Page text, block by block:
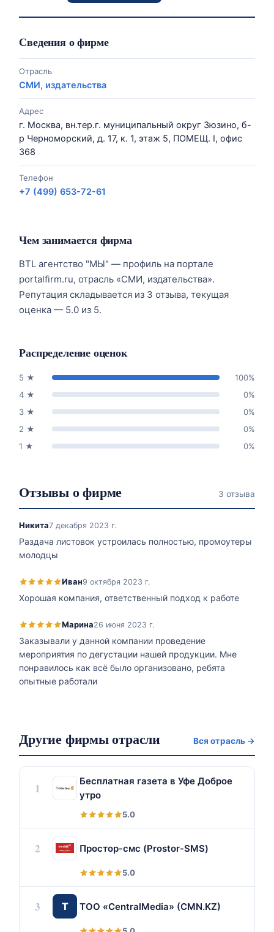
Сведения о фирме
Отрасль
СМИ, издательства
Адрес
г. Москва, вн.тер.г. муниципальный округ Зюзино, б-
р Черноморский, д. 17, к. 1, этаж 5, ПОМЕЩ. I, офис
368
Телефон
+7 (499) 653-72-61
Чем занимается фирма
BTL агентство "МЫ" — профиль на портале
portalfirm.ru, отрасль «СМИ, издательства».
Репутация складывается из 3 отзыва, текущая
оценка — 5.0 из 5.
Распределение оценок
5 ★ 100%
4 ★ 0%
3 ★ 0%
2 ★ 0%
1 ★ 0%
Отзывы о фирме 3 отзыва
Никита7 декабря 2023 г.
Раздача листовок устроилась полностью, промоутеры
молодцы
Иван9 октября 2023 г.
Хорошая компания, ответственный подход к работе
Марина26 июня 2023 г.
Заказывали у данной компании проведение
мероприятия по дегустации нашей продукции. Мне
понравилось как всё было организовано, ребята
опытные работали
Другие фирмы отрасли Вся отрасль →
1
Бесплатная газета в Уфе Доброе
утро
5.0
2 Простор-смс (Prostor-SMS)
5.0
3 Т ТОО «CentralMedia» (CMN.KZ)